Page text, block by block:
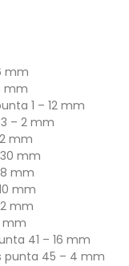
mm
mm
1 – 12 mm
– 2 mm
mm
mm
mm
mm
mm
mm
41 – 16 mm
punta 45 – 4 mm